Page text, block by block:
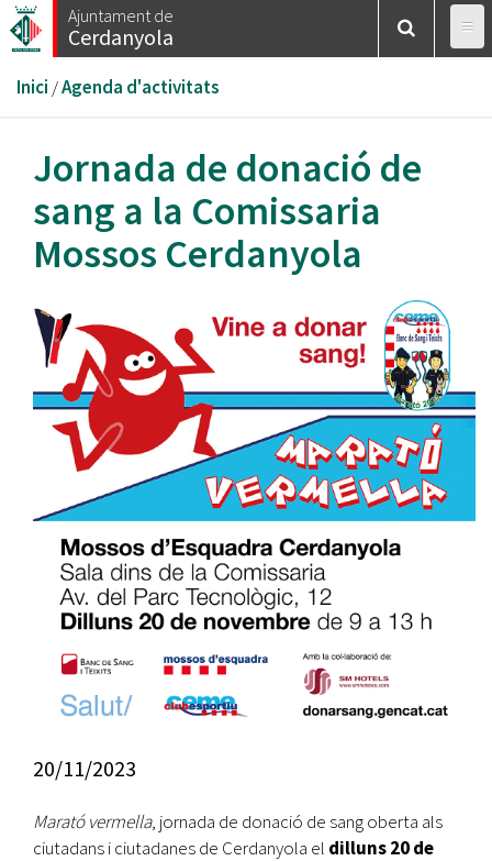
Vés
al
Ajuntament de
Cerdanyola
Esteu
aquí
Inici /Agenda d'activitats
Jornada de donació de
sang a la Comissaria
Mossos Cerdanyola
20/11/2023
Marató vermella, jornada de donació de sang oberta als
ciutadans i ciutadanes de Cerdanyola el dilluns 20 de